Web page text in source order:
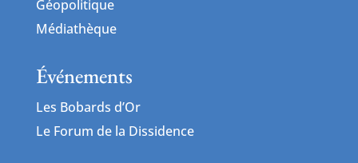
Géopolitique
Médiathèque
Événements
Les Bobards d’Or
Le Forum de la Dissidence